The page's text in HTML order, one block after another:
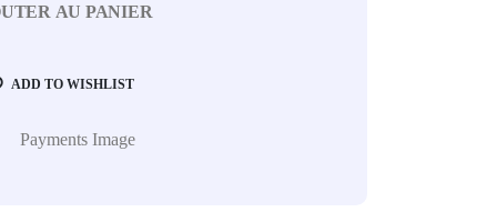
AU PANIER
ADD TO WISHLIST